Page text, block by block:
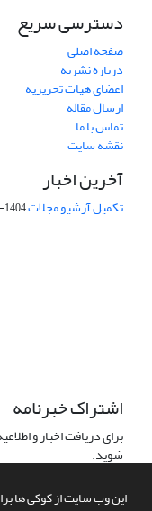
این وب سایت از کوکی ها
دسترسی سریع
صفحه اصلی
درباره نشریه
اعضای هیات تحریریه
ارسال مقاله
تماس با ما
نقشه سایت
آخرین اخبار
تکمیل آرشیو مجلات1404-05-08
اشتراک خبرنامه
برای دریافت اخبار و
شوید.